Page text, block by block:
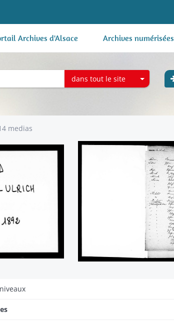
Archives d'Alsace Archives numérisées
dans tout le site
medias